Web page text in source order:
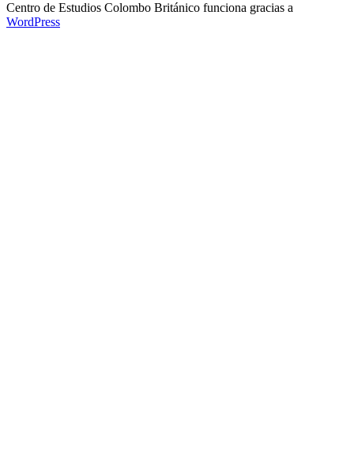
Centro de Estudios Colombo Británico funciona gracias a
WordPress